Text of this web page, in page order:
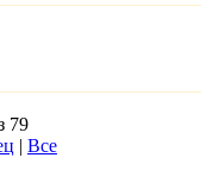
79
| Все